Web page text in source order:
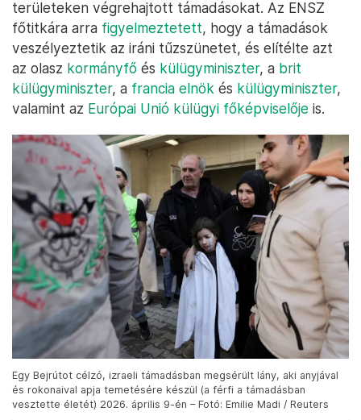
területeken végrehajtott támadásokat. Az ENSZ
főtitkára arra figyelmeztetett, hogy a támadások
veszélyeztetik az iráni tűzszünetet, és elítélte azt
az olasz kormányfő és külügyminiszter, a brit
külügyminiszter, a francia elnök és külügyminiszter,
valamint az Európai Unió külügyi főképviselője is.
Egy Bejrútot célzó, izraeli támadásban megsérült lány, aki anyjával
és rokonaival apja temetésére készül (a férfi a támadásban
vesztette életét) 2026. április 9-én – Fotó: Emilie Madi / Reuters